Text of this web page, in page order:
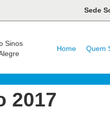
Sede
Sinos
Home Quem
2017